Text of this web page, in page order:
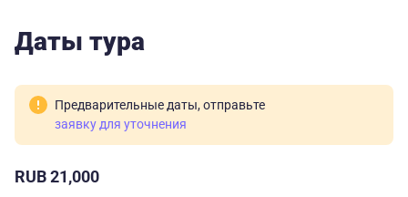
Даты тура
Предварительные даты, отправьте
заявку для уточнения
RUB 21,000